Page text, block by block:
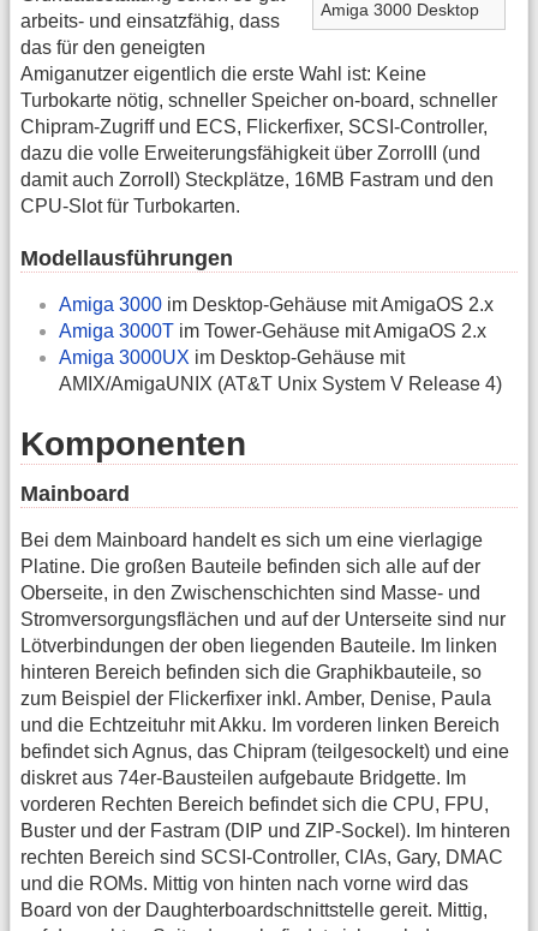
Amiga 3000 Desktop
arbeits- und einsatzfähig, dass
das für den geneigten
Amiganutzer eigentlich die erste Wahl ist: Keine
Turbokarte nötig, schneller Speicher on-board, schneller
Chipram-Zugriff und ECS, Flickerfixer, SCSI-Controller,
dazu die volle Erweiterungsfähigkeit über ZorroIII (und
damit auch ZorroII) Steckplätze, 16MB Fastram und den
CPU-Slot für Turbokarten.
Modellausführungen
Amiga 3000 im Desktop-Gehäuse mit AmigaOS 2.x
Amiga 3000T im Tower-Gehäuse mit AmigaOS 2.x
Amiga 3000UX im Desktop-Gehäuse mit
AMIX/AmigaUNIX (AT&T Unix System V Release 4)
Komponenten
Mainboard
Bei dem Mainboard handelt es sich um eine vierlagige
Platine. Die großen Bauteile befinden sich alle auf der
Oberseite, in den Zwischenschichten sind Masse- und
Stromversorgungsflächen und auf der Unterseite sind nur
Lötverbindungen der oben liegenden Bauteile. Im linken
hinteren Bereich befinden sich die Graphikbauteile, so
zum Beispiel der Flickerfixer inkl. Amber, Denise, Paula
und die Echtzeituhr mit Akku. Im vorderen linken Bereich
befindet sich Agnus, das Chipram (teilgesockelt) und eine
diskret aus 74er-Bausteilen aufgebaute Bridgette. Im
vorderen Rechten Bereich befindet sich die CPU, FPU,
Buster und der Fastram (DIP und ZIP-Sockel). Im hinteren
rechten Bereich sind SCSI-Controller, CIAs, Gary, DMAC
und die ROMs. Mittig von hinten nach vorne wird das
Board von der Daughterboardschnittstelle gereit. Mittig,